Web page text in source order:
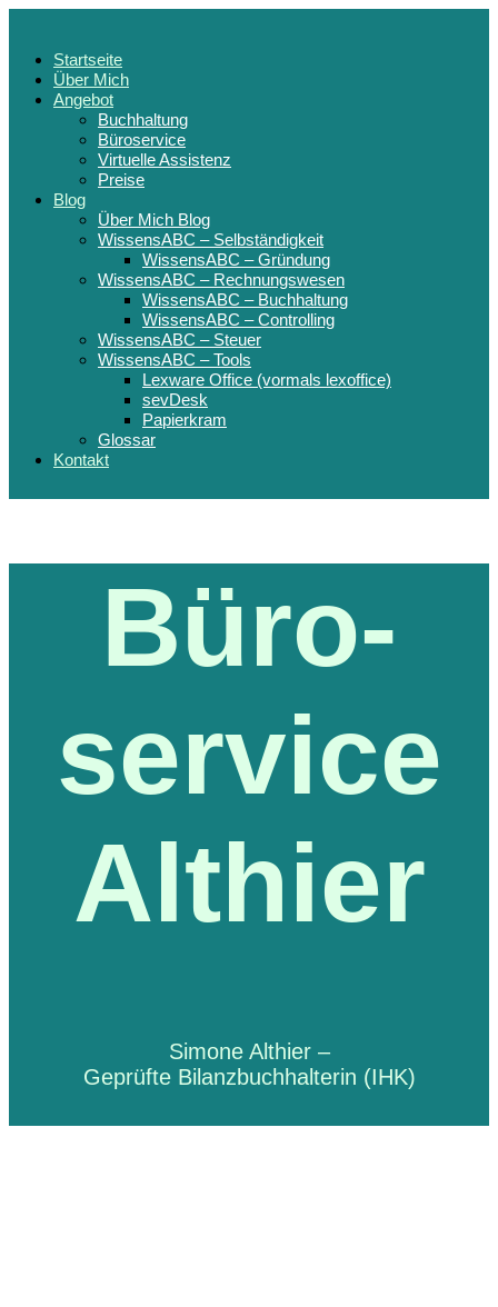
Startseite
Über Mich
Angebot
Buchhaltung
Büroservice
Virtuelle Assistenz
Preise
Blog
Über Mich Blog
WissensABC – Selbständigkeit
WissensABC – Gründung
WissensABC – Rechnungswesen
WissensABC – Buchhaltung
WissensABC – Controlling
WissensABC – Steuer
WissensABC – Tools
Lexware Office (vormals lexoffice)
sevDesk
Papierkram
Glossar
Kontakt
Büro-
service
Althier
Simone Althier –
Geprüfte Bilanzbuchhalterin (IHK)